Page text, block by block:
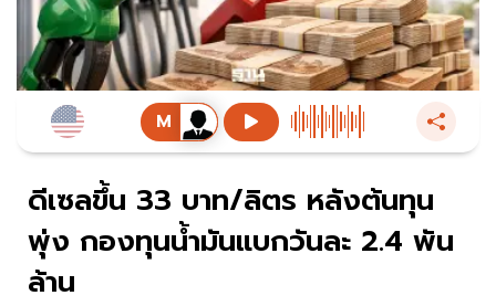
ดีเซลขึ้น 33 บาท/ลิตร หลังต้นทุน
พุ่ง กองทุนน้ำมันแบกวันละ 2.4 พัน
ล้าน